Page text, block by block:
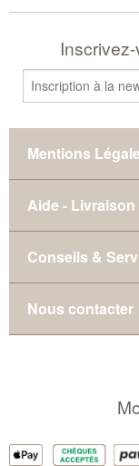
Mentions
Aide - Livraison
Conseils &
Nous contacter